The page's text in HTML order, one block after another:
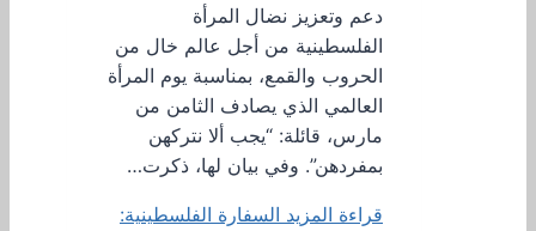
دعم وتعزيز نضال المرأة
الفلسطينية من أجل عالم خال من
الحروب والقمع، بمناسبة يوم المرأة
العالمي الذي يصادف الثامن من
مارس، قائلة: “يجب ألا نتركهن
بمفردهن”. وفي بيان لها، ذكرت…
قراءة المزيد السفارة الفلسطينية: